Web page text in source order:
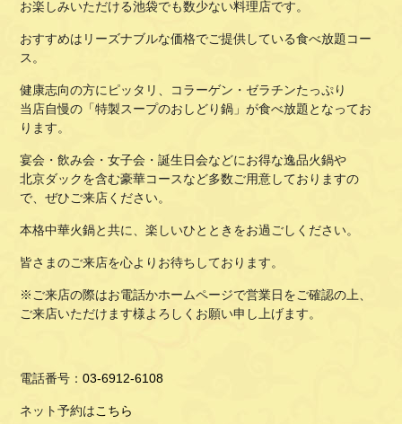
お楽しみいただける池袋でも数少ない料理店です。
おすすめはリーズナブルな価格でご提供している食べ放題コー
ス。
健康志向の方にピッタリ、コラーゲン・ゼラチンたっぷり
当店自慢の「特製スープのおしどり鍋」が食べ放題となってお
ります。
宴会・飲み会・女子会・誕生日会などにお得な逸品火鍋や
北京ダックを含む豪華コースなど多数ご用意しておりますの
で、ぜひご来店ください。
本格中華火鍋と共に、楽しいひとときをお過ごしください。
皆さまのご来店を心よりお待ちしております。
※ご来店の際はお電話かホームページで営業日をご確認の上、
ご来店いただけます様よろしくお願い申し上げます。
電話番号：03-6912-6108
ネット予約はこちら